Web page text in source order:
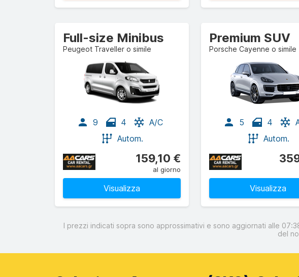
Full-size Minibus
Peugeot Traveller o simile
9 4
A/C
Autom.
159,10 €
al giorno
Visualizza
Premium SUV
Porsche Cayenne o simile
5 4
Autom.
Visualizza
I prezzi indicati sopra sono approssimativi e sono aggiornati alle
del